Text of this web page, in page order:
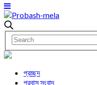
প্রচ্ছদ
প্রবাস সংবাদ